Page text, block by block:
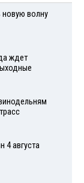
новую волну
ждет
4 августа